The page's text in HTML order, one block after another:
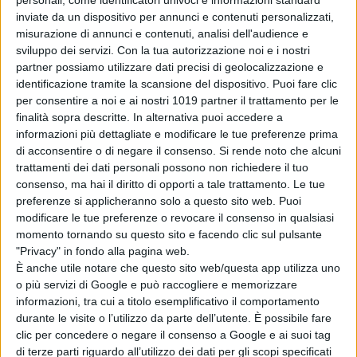
inviate da un dispositivo per annunci e contenuti personalizzati,
misurazione di annunci e contenuti, analisi dell'audience e
sviluppo dei servizi. Con la tua autorizzazione noi e i nostri
partner possiamo utilizzare dati precisi di geolocalizzazione e
identificazione tramite la scansione del dispositivo. Puoi fare clic
per consentire a noi e ai nostri 1019 partner il trattamento per le
finalità sopra descritte. In alternativa puoi accedere a
informazioni più dettagliate e modificare le tue preferenze prima
di acconsentire o di negare il consenso. Si rende noto che alcuni
trattamenti dei dati personali possono non richiedere il tuo
consenso, ma hai il diritto di opporti a tale trattamento. Le tue
preferenze si applicheranno solo a questo sito web. Puoi
modificare le tue preferenze o revocare il consenso in qualsiasi
momento tornando su questo sito e facendo clic sul pulsante
"Privacy" in fondo alla pagina web.
È anche utile notare che questo sito web/questa app utilizza uno
o più servizi di Google e può raccogliere e memorizzare
informazioni, tra cui a titolo esemplificativo il comportamento
durante le visite o l’utilizzo da parte dell’utente. È possibile fare
clic per concedere o negare il consenso a Google e ai suoi tag
di terze parti riguardo all’utilizzo dei dati per gli scopi specificati
immediatamente indicata come la
principale sospettata. Man mano che
il caso si sviluppa, il verdetto su ciò
che è realmente accaduto diventa
sempre meno chiaro, minacciando di
rivelare i molti segreti che si
nascondono all’interno della palude.
La Redazione
PubblicatoAgosto 20, 2022in
News cinema e film